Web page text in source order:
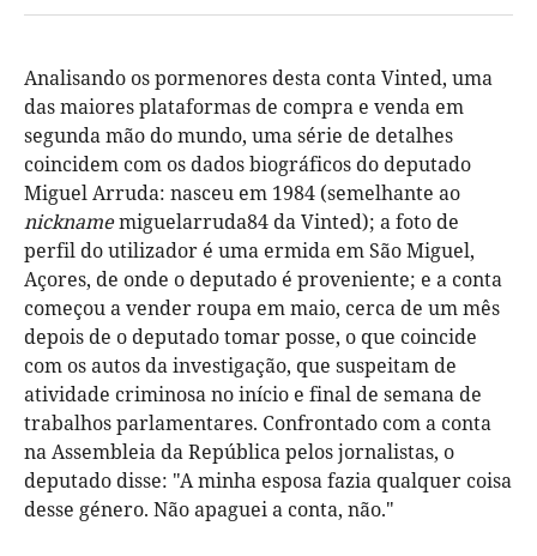
Analisando os pormenores desta conta Vinted, uma
das maiores plataformas de compra e venda em
segunda mão do mundo, uma série de detalhes
coincidem com os dados biográficos do deputado
Miguel Arruda: nasceu em 1984 (semelhante ao
nicknamemiguelarruda84 da Vinted); a foto de
perfil do utilizador é uma ermida em São Miguel,
Açores, de onde o deputado é proveniente; e a conta
começou a vender roupa em maio, cerca de um mês
depois de o deputado tomar posse, o que coincide
com os autos da investigação, que suspeitam de
atividade criminosa no início e final de semana de
trabalhos parlamentares. Confrontado com a conta
na Assembleia da República pelos jornalistas, o
deputado disse: "A minha esposa fazia qualquer coisa
desse género. Não apaguei a conta, não."